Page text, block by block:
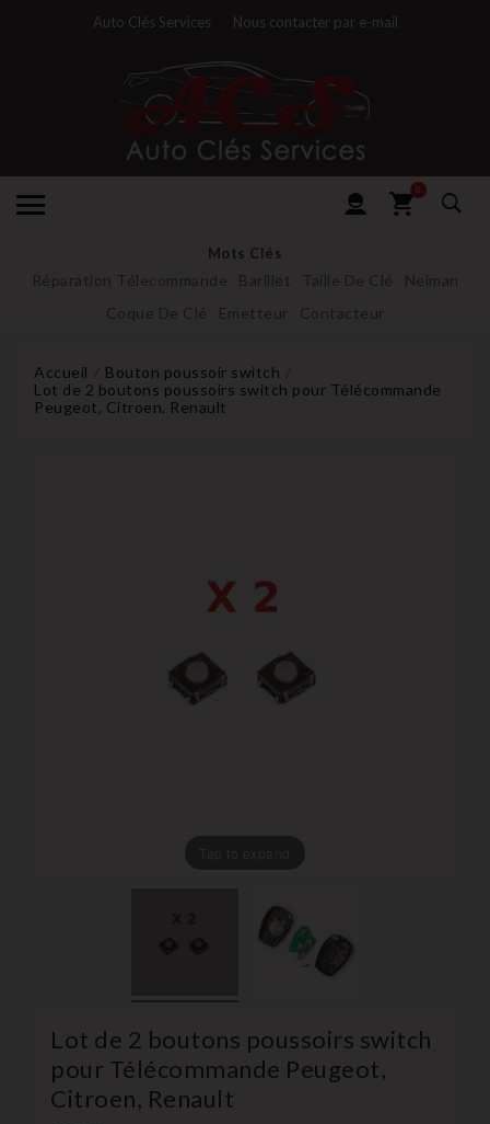
Auto Clés Services Nous contacter par e-mail
0
Mots Clés
Réparation Télecommande Barillet Taille De Clé
Neiman
Coque De Clé
Emetteur Contacteur
Accueil
Bouton poussoir switch
Lot de 2 boutons poussoirs switch pour Télécommande
Peugeot, Citroen, Renault
Lot de 2 boutons poussoirs switch
pour Télécommande Peugeot,
Citroen, Renault